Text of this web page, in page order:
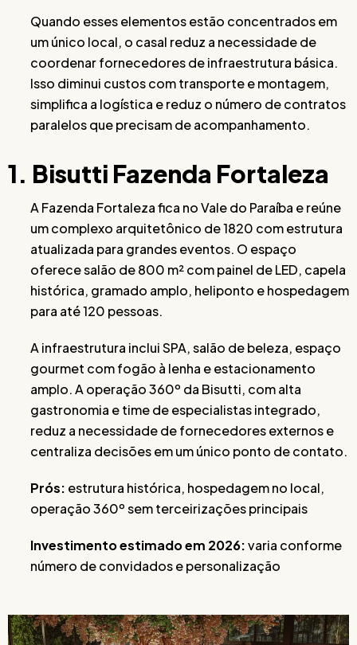
Quando esses elementos estão concentrados em
um único local, o casal reduz a necessidade de
coordenar fornecedores de infraestrutura básica.
Isso diminui custos com transporte e montagem,
simplifica a logística e reduz o número de contratos
paralelos que precisam de acompanhamento.
1. Bisutti Fazenda Fortaleza
A Fazenda Fortaleza fica no Vale do Paraíba e reúne
um complexo arquitetônico de 1820 com estrutura
atualizada para grandes eventos. O espaço
oferece salão de 800 m² com painel de LED, capela
histórica, gramado amplo, heliponto e hospedagem
para até 120 pessoas.
A infraestrutura inclui SPA, salão de beleza, espaço
gourmet com fogão à lenha e estacionamento
amplo. A operação 360º da Bisutti, com alta
gastronomia e time de especialistas integrado,
reduz a necessidade de fornecedores externos e
centraliza decisões em um único ponto de contato.
Prós: estrutura histórica, hospedagem no local,
operação 360º sem terceirizações principais
Investimento estimado em 2026:varia conforme
número de convidados e personalização